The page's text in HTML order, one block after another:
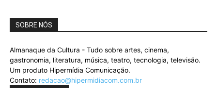
SOBRE NÓS
Almanaque da Cultura - Tudo sobre artes, cinema,
gastronomia, literatura, música, teatro, tecnologia, televisão.
Um produto Hipermídia Comunicação.
Contato: redacao@hipermidiacom.com.br